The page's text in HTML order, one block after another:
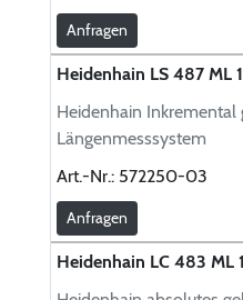
Anfragen
Heidenhain LS 487 ML
Heidenhain Inkremental
Längenmesssystem
Art.-Nr.: 572250-03
Anfragen
Heidenhain LC 483 ML